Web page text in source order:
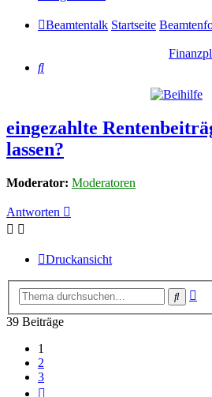
Beamtentalk Startseite
Suche
eingezahlte
lassen?
Moderator: Moderatoren
Antworten
Druckansicht
Suche
39 Beiträge
1
2
3